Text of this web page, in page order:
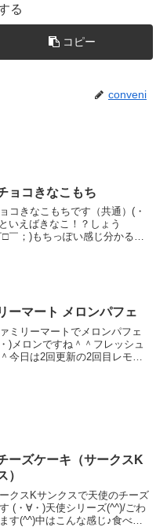
る
コピー
conveni
ョコきなこもち
コきなこもちです（共通）(・
いえばきなこ！？しょう
￣；)もちっぽい感じ分かるで
ーマート メロンパフェ
ミリーマートでメロンパフェ
)メロンですね＾＾フレッシュ
今日は2回更新の2回目レモン
ーズケーキ（サークスK
）
クスKサンクスで天使のチーズ
(・∀・)天使シリーズ(^^)/ごわ
す(^^)中はこんな感じ♪食べた